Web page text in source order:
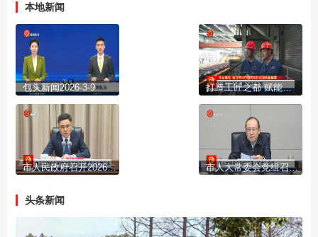
本地新闻
包头新闻2026-3-9 打造工匠之都 赋能产业发展
市人民政府召开2026年全体会议暨廉政工作会议 市人大常委会党组召开（扩大）会议
头条新闻